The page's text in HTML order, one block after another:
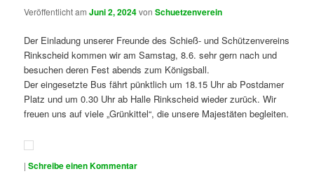
Veröffentlicht amJuni 2, 2024vonSchuetzenverein
Der Einladung unserer Freunde des Schieß- und Schützenvereins
Rinkscheid kommen wir am Samstag, 8.6. sehr gern nach und
besuchen deren Fest abends zum Königsball.
Der eingesetzte Bus fährt pünktlich um 18.15 Uhr ab Postdamer
Platz und um 0.30 Uhr ab Halle Rinkscheid wieder zurück. Wir
freuen uns auf viele „Grünkittel“, die unsere Majestäten begleiten.
|Schreibe einen Kommentar